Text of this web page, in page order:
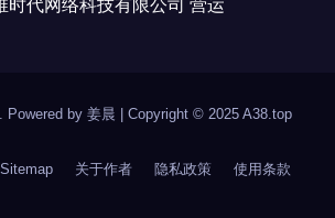
时代网络科技有限公司 营运
Powered by 姜晨 | Copyright © 2025 A38.top
关于作者 隐私政策 使用条款